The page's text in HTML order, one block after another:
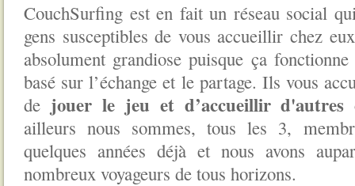
CouchSurfing est en fait un réseau social
gens susceptibles de vous accueillir chez
absolument grandiose puisque ça
basé sur l’échange et le partage. Ils vous
de jouer le jeu et d’accueillir d'autres
ailleurs nous sommes, tous les 3,
quelques années déjà et nous avons
nombreux voyageurs de tous horizons.